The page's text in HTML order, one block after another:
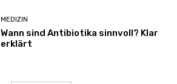
MEDIZIN
Wann sind Antibiotika sinnvoll? Klar
erklärt